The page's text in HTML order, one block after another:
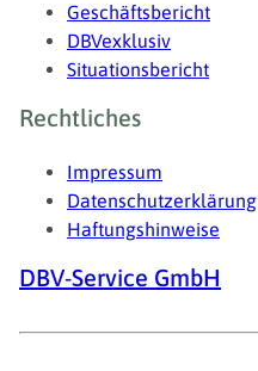
Geschäftsbericht
DBVexklusiv
Situationsbericht
Rechtliches
Impressum
Datenschutzerklärung
Haftungshinweise
DBV-Service GmbH